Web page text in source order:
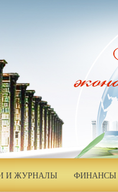
И ЖУРНАЛЫ ФИНАНСЫ